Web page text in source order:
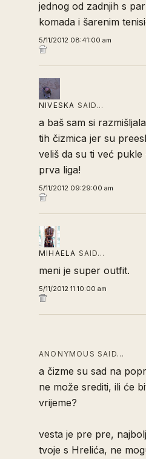
jednog od zadnjih s
komada i šarenim
5/11/2012 08:41:00 am
NIVESKA SAID…
a baš sam si
tih čizmica jer su
veliš da su ti već
prva liga!
5/11/2012 09:29:00 am
MIHAELA SAID…
meni je super outfit.
5/11/2012 11:10:00 am
ANONYMOUS SAID…
a čizme su sad na
ne može srediti, ili će
vrijeme?
vesta je pre pre,
tvoje s Hrelića, ne